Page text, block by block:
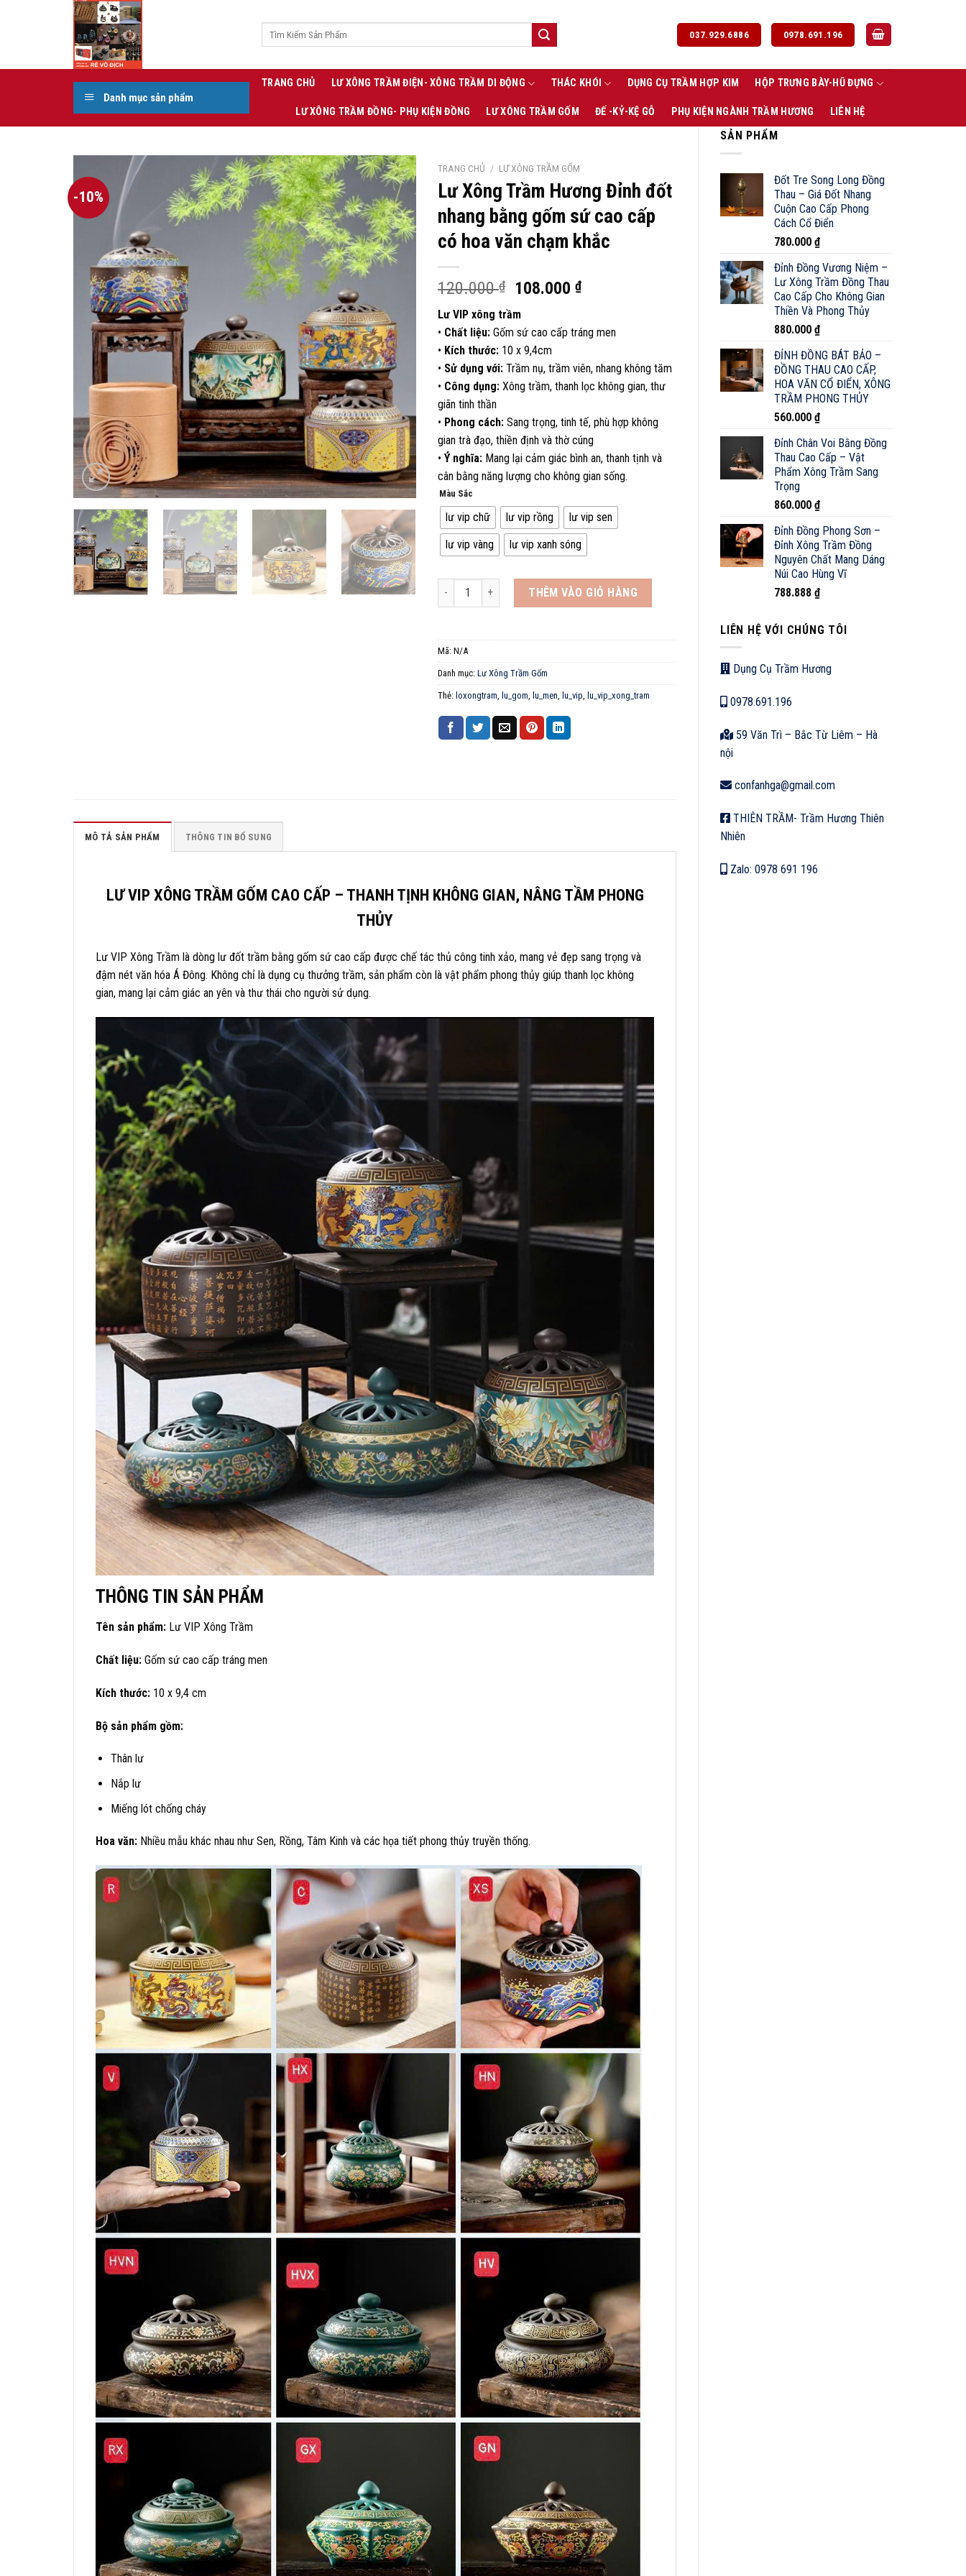
037.929.6886 0978.691.196
Danh mục sản phẩm
TRANG CHỦ LƯ XÔNG TRẦM ĐIỆN- XÔNG TRẦM DI ĐỘNG THÁC KHÓI DỤNG CỤ TRẦM HỢP KIM HỘP TRƯNG BÀY-HŨ ĐỰNG
LƯ XÔNG TRẦM ĐỒNG- PHỤ KIỆN ĐỒNG LƯ XÔNG TRẦM GỐM ĐẾ -KỶ-KỆ GỖ PHỤ KIỆN NGÀNH TRẦM HƯƠNG LIÊN HỆ
SẢN PHẨM
Đốt Tre Song Long Đồng
Thau – Giá Đốt Nhang
Cuộn Cao Cấp Phong
Cách Cổ Điển
780.000 ₫
Đỉnh Đồng Vương Niệm –
Lư Xông Trầm Đồng Thau
Cao Cấp Cho Không Gian
Thiền Và Phong Thủy
880.000 ₫
ĐỈNH ĐỒNG BÁT BẢO –
ĐỒNG THAU CAO CẤP,
HOA VĂN CỔ ĐIỂN, XÔNG
TRẦM PHONG THỦY
560.000 ₫
Đỉnh Chân Voi Bằng Đồng
Thau Cao Cấp – Vật
Phẩm Xông Trầm Sang
Trọng
860.000 ₫
Đỉnh Đồng Phong Sơn –
Đỉnh Xông Trầm Đồng
Nguyên Chất Mang Dáng
Núi Cao Hùng Vĩ
788.888 ₫
LIÊN HỆ VỚI CHÚNG TÔI
Dụng Cụ Trầm Hương
0978.691.196
59 Văn Trì – Bắc Từ Liêm – Hà
nội
confanhga@gmail.com
THIÊN TRẦM- Trầm Hương Thiên
Nhiên
Zalo: 0978 691 196
-10%
TRANG CHỦ / LƯ XÔNG TRẦM GỐM
Lư Xông Trầm Hương Đỉnh đốt
nhang bằng gốm sứ cao cấp
có hoa văn chạm khắc
120.000₫
Giá
là:
120.000 ₫.
108.000₫Giá
là:
Lư VIP xông trầm
• Chất liệu:Gốm sứ cao cấp tráng men
• Kích thước:10 x 9,4cm
• Sử dụng với:Trầm nụ, trầm viên, nhang không tăm
• Công dụng:Xông trầm, thanh lọc không gian, thư
giãn tinh thần
• Phong cách:Sang trọng, tinh tế, phù hợp không
gian trà đạo, thiền định và thờ cúng
• Ý nghĩa:Mang lại cảm giác bình an, thanh tịnh và
cân bằng năng lượng cho không gian sống.
Màu Sắc
lư vip chữ lư vip rồng
lư vip sen
lư vip vàng
lư vip xanh sóng
Lư Xông Trầm Hương Đỉnh đốt nhang bằng gốm sứ cao cấp có hoa văn chạm khắc số lượng
THÊM VÀO GIỎ HÀNG
Mã: N/A
Danh mục: Lư Xông Trầm Gốm
Thẻ: loxongtram lu_gom lu_men lu_vip lu_vip_xong_tram
MÔ TẢ SẢN PHẨM THÔNG TIN BỔ SUNG
LƯ VIP XÔNG TRẦM GỐM CAO CẤP – THANH TỊNH KHÔNG GIAN, NÂNG TẦM PHONG
THỦY
Lư VIP Xông Trầm là dòng lư đốt trầm bằng gốm sứ cao cấp được chế tác thủ công tinh xảo, mang vẻ đẹp sang trọng và
đậm nét văn hóa Á Đông. Không chỉ là dụng cụ thưởng trầm, sản phẩm còn là vật phẩm phong thủy giúp thanh lọc không
gian, mang lại cảm giác an yên và thư thái cho người sử dụng.
THÔNG TIN SẢN PHẨM
Tên sản phẩm: Lư VIP Xông Trầm
Chất liệu: Gốm sứ cao cấp tráng men
Kích thước: 10 x 9,4 cm
Bộ sản phẩm gồm:
Thân lư
Nắp lư
Miếng lót chống cháy
Hoa văn: Nhiều mẫu khác nhau như Sen, Rồng, Tâm Kinh và các họa tiết phong thủy truyền thống.